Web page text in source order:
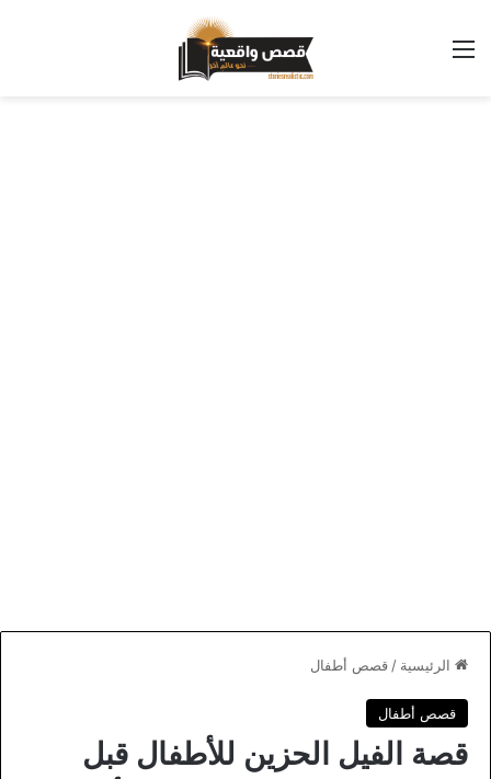
القائمة
الرئيسية / قصص أطفال
قصص أطفال
قصة الفيل الحزين للأطفال قبل